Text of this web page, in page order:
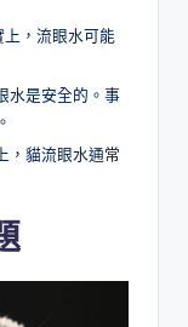
，流眼水可能
水是安全的。事
，貓流眼水通常